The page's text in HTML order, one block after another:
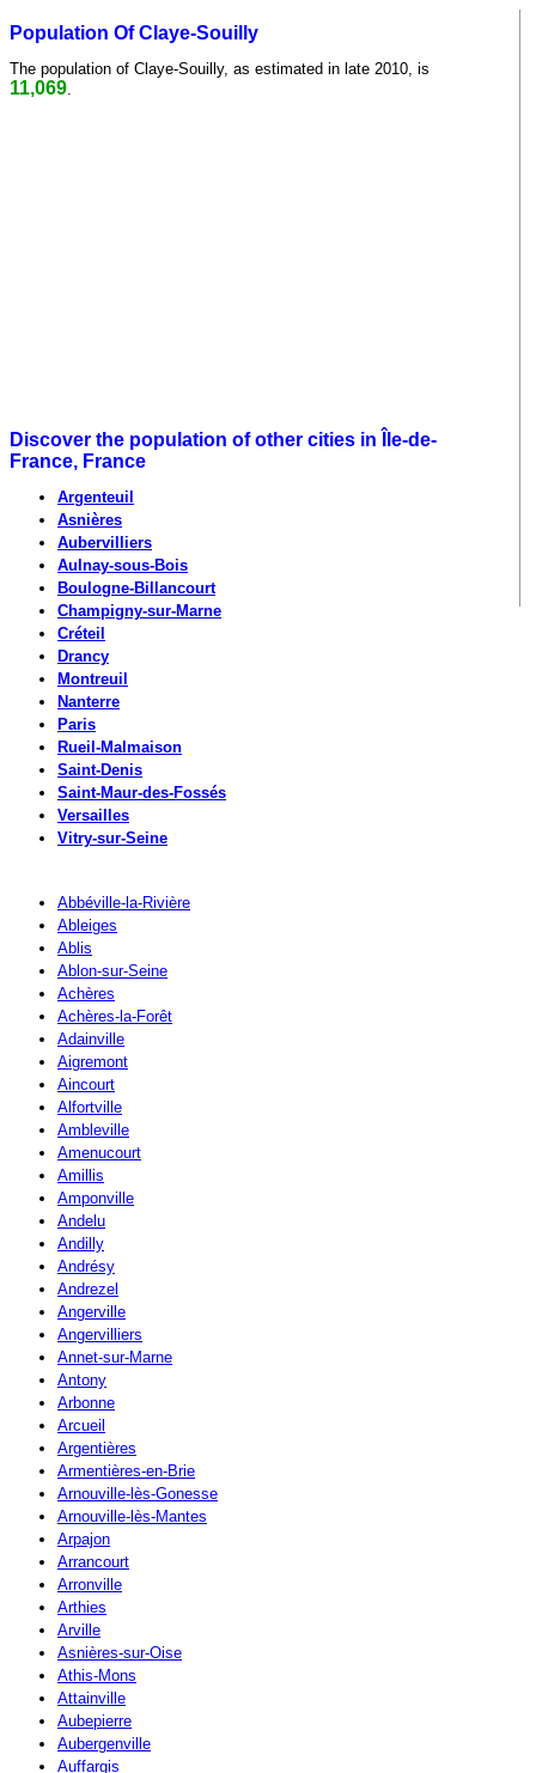
Population Of Claye-Souilly
The population of Claye-Souilly, as estimated in late 2010, is
11,069
Discover the population of other cities in Île-de-
France, France
Argenteuil
Asnières
Aubervilliers
Aulnay-sous-Bois
Boulogne-Billancourt
Champigny-sur-Marne
Créteil
Drancy
Montreuil
Nanterre
Paris
Rueil-Malmaison
Saint-Denis
Saint-Maur-des-Fossés
Versailles
Vitry-sur-Seine
Abbéville-la-Rivière
Ableiges
Ablis
Ablon-sur-Seine
Achères
Achères-la-Forêt
Adainville
Aigremont
Aincourt
Alfortville
Ambleville
Amenucourt
Amillis
Amponville
Andelu
Andilly
Andrésy
Andrezel
Angerville
Angervilliers
Annet-sur-Marne
Antony
Arbonne
Arcueil
Argentières
Armentières-en-Brie
Arnouville-lès-Gonesse
Arnouville-lès-Mantes
Arpajon
Arrancourt
Arronville
Arthies
Arville
Asnières-sur-Oise
Athis-Mons
Attainville
Aubepierre
Aubergenville
Auffargis